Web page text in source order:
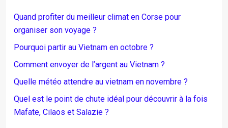
Quand profiter du meilleur climat en Corse pour
organiser son voyage ?
Pourquoi partir au Vietnam en octobre ?
Comment envoyer de l’argent au Vietnam ?
Quelle météo attendre au vietnam en novembre ?
Quel est le point de chute idéal pour découvrir à la fois
Mafate, Cilaos et Salazie ?